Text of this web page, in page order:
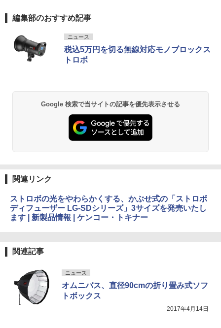
編集部のおすすめ記事
ニュース
税込5万円を切る無線対応モノブロックス
トロボ
Google 検索で当サイトの記事を優先表示させる
関連リンク
ストロボの光をやわらかくする、かぶせ式の「ストロボ
ディフューザー LG-SDシリーズ」3サイズを発売いたし
ます | 新製品情報 | ケンコー・トキナー
関連記事
ニュース
オムニバス、直径90cmの折り畳み式ソフ
トボックス
2017年4月14日